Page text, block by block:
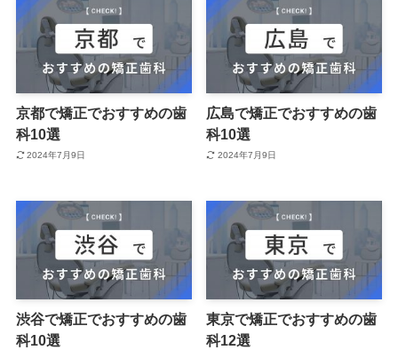
京都で矯正でおすすめの歯
科10選
2024年7月9日
広島で矯正でおすすめの歯
科10選
2024年7月9日
渋谷で矯正でおすすめの歯
科10選
東京で矯正でおすすめの歯
科12選